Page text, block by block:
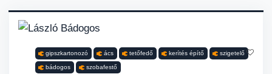
gipszkartonozó ács tetőfedő kerítés építő szigetelő
bádogos szobafestő